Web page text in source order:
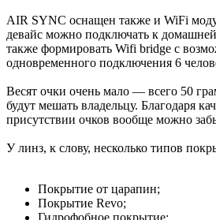
AIR SYNC оснащен также и WiFi
девайс можно подключать к
также формировать Wifi bridge c
одновременного подключения 6
Весят очки очень мало — всего 50
будут мешать владельцу. Благодаря
присутствии очков вообще можно
У линз, к слову, несколько типов
Покрытие от царапин;
Покрытие Revo;